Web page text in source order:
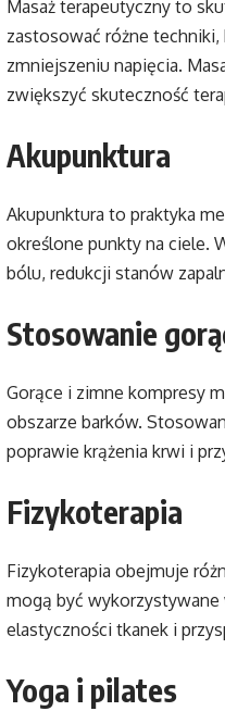
Masaż terapeutyczny to
zastosować różne
zmniejszeniu napięcia.
zwiększyć skuteczność
Akupunktura
Akupunktura to praktyka
określone punkty na ciele.
bólu, redukcji stanów
Stosowanie
Gorące i zimne kompresy
obszarze barków.
poprawie krążenia krwi i
Fizykoterapia
Fizykoterapia obejmuje
mogą być wykorzystywane
elastyczności tkanek i
Yoga i pilates